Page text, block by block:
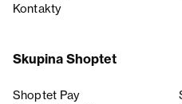
Kontakty
Skupina Shoptet
Shoptet Pay